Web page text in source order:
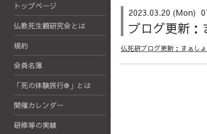
2023.03.20 (Mon)
ブログ更新：
仏死研ブログ更新：まぁし
トップページ
仏教死生観研究会とは
規約
会員名簿
「死の体験旅行®」とは
開催カレンダー
研修等の実績